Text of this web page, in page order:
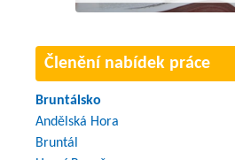
Členění nabídek práce
Bruntálsko
Andělská Hora
Bruntál